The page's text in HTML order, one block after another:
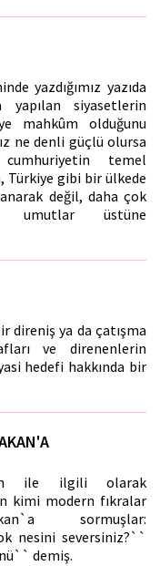
yazdığımız yazıda
yapılan siyasetlerin
mahkûm olduğunu
ne denli güçlü olursa
temel
Türkiye gibi bir ülkede
değil, daha çok
umutlar üstüne
direniş ya da çatışma
ve direnenlerin
hedefi hakkında bir
ile ilgili olarak
kimi modern fıkralar
sormuşlar:
nesini seversiniz?``
demiş.